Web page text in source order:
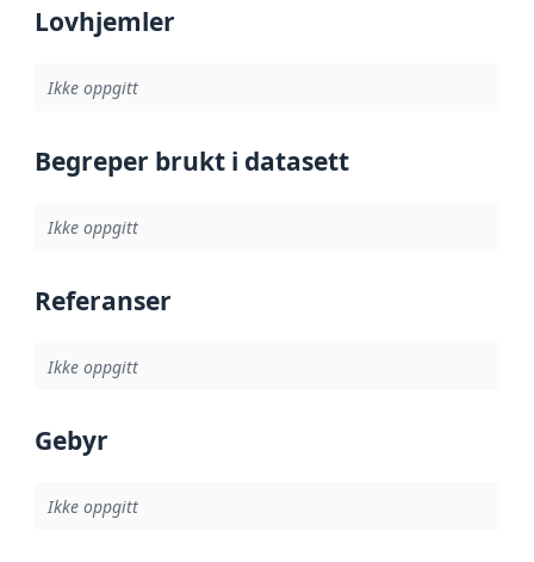
Lovhjemler
Ikke oppgitt
Begreper brukt i datasett
Ikke oppgitt
Referanser
Ikke oppgitt
Gebyr
Ikke oppgitt